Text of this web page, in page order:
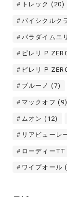
トレック (20)
バイシクルク
パラダイムエ
ピレリ P
ピレリ P
ブルーノ (7)
マックオフ (9)
ムオン (12)
リアビューレ
ローディーTT
ワイプオール